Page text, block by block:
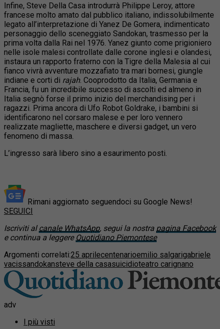
Infine, Steve Della Casa introdurrà Philippe Leroy, attore
francese molto amato dal pubblico italiano, indissolubilmente
legato all’interpretazione di Yanez De Gomera, indimenticato
personaggio dello sceneggiato Sandokan, trasmesso per la
prima volta dalla Rai nel 1976. Yanez giunto come prigioniero
nelle isole malesi controllate dalle corone inglesi e olandesi,
instaura un rapporto fraterno con la Tigre della Malesia al cui
fianco vivrà avventure mozzafiato tra mari bornesi, giungle
indiane e corti di rajah. Cooprodotto da Italia, Germania e
Francia, fu un incredibile successo di ascolti ed almeno in
Italia segnò forse il primo inizio del merchandising per i
ragazzi. Prima ancora di Ufo Robot Goldrake, i bambini si
identificarono nel corsaro malese e per loro vennero
realizzate magliette, maschere e diversi gadget, un vero
fenomeno di massa.
L’ingresso sarà libero sino a esaurimento posti.
Rimani aggiornato seguendoci su Google News!
SEGUICI
Iscriviti alcanale WhatsApp, segui la nostra pagina Facebook
e continua a leggere Quotidiano Piemontese
Argomenti correlati:25 aprilecentenarioemilio salgarigabriele
vacissandokansteve della casasuicidioteatro carignano
adv
I più visti